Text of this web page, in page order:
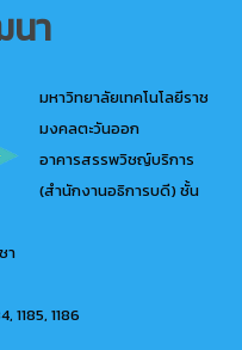
า
มหาวิทยาลัยเทคโนโลยีราช
มงคลตะวันออก
อาคารสรรพวิชญ์บริการ
(สำนักงานอธิการบดี) ชั้น
า
1185, 1186